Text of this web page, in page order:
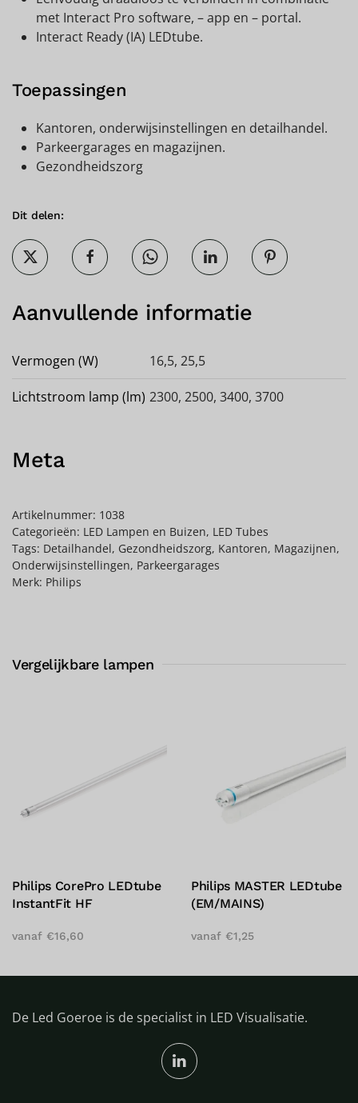
met Interact Pro software, – app en – portal.
Interact Ready (IA) LEDtube.
Toepassingen
Kantoren, onderwijsinstellingen en detailhandel.
Parkeergarages en magazijnen.
Gezondheidszorg
Dit delen:
Aanvullende informatie
Vermogen (W) 16,5, 25,5
Lichtstroom lamp (lm) 2300, 2500, 3400, 3700
Meta
Artikelnummer: 1038
Categorieën: LED Lampen en Buizen, LED Tubes
Tags: Detailhandel, Gezondheidszorg, Kantoren, Magazijnen,
Onderwijsinstellingen, Parkeergarages
Merk: Philips
Vergelijkbare lampen
MASTER LEDtube
MAINS)
€1,25
Philips MASTER LEDtube
Universal T8
vanaf €39,00
De Led Goeroe is de specialist in LED Visualisatie.